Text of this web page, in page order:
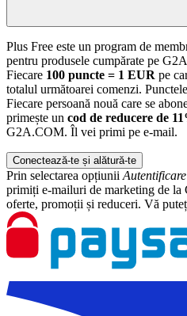
Plus Free este un program de
pentru produsele cumpărate pe
Fiecare 100 puncte = 1 EUR pe
totalul următoarei comenzi.
Fiecare persoană nouă care se
primește un cod de reducere de
G2A.COM. Îl vei primi pe e-mail.
Conectează-te și alătură-te
Prin selectarea opțiunii
primiți e-mailuri de marketing de
oferte, promoții și reduceri. Vă